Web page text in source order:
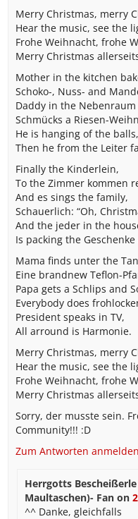
Merry Christmas, merry
Hear the music, see the
Frohe Weihnacht, frohe
Merry Christmas
Mother in the kitchen
Schoko-, Nuss- and
Daddy in the Nebenraum
Schmücks a Riesen-
He is hanging of the balls,
Then he from the Leiter
Finally the Kinderlein,
To the Zimmer kommen
And es sings the family,
Schauerlich: “Oh,
And the jeder in the
Is packing the Geschenke
Mama finds unter the
Eine brandnew Teflon-
Papa gets a Schlips and
Everybody does
President speaks in TV,
All arround is Harmonie.
Merry Christmas, merry
Hear the music, see the
Frohe Weihnacht, frohe
Merry Christmas
Sorry, der musste sein.
Community!!! :D
Zum Antworten anmelden
Herrgotts
Maultaschen)- Fan on
^^ Danke, gleichfalls